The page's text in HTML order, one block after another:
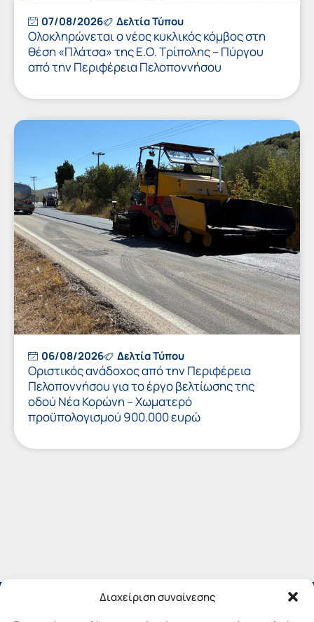
Διαχείριση συναίνεσης
07/08/2026 Δελτία Τύπου
Ολοκληρώνεται ο νέος κυκλικός κόμβος στη
θέση «Πλάτσα» της Ε.Ο. Τρίπολης – Πύργου
από την Περιφέρεια Πελοποννήσου
06/08/2026 Δελτία Τύπου
Οριστικός ανάδοχος από την Περιφέρεια
Πελοποννήσου για το έργο βελτίωσης της
οδού Νέα Κορώνη – Χωματερό
προϋπολογισμού 900.000 ευρώ